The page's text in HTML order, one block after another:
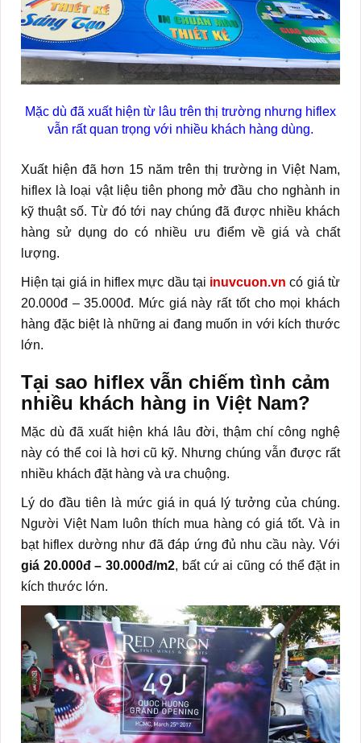
Mặc dù đã xuất hiện từ lâu trên thị trường nhưng hiflex
vẫn rất quan trọng với nhiều khách hàng dùng.
Xuất hiện đã hơn 15 năm trên thị trường in Việt Nam,
hiflex là loại vật liệu tiên phong mở đầu cho nghành in
kỹ thuật số. Từ đó tới nay chúng đã được nhiều khách
hàng sử dụng do có nhiều ưu điểm về giá và chất
lượng.
Hiện tại giá in hiflex mực dầu tại inuvcuon.vn có giá từ
20.000đ – 35.000đ. Mức giá này rất tốt cho mọi khách
hàng đặc biệt là những ai đang muốn in với kích thước
lớn.
Tại sao hiflex vẫn chiếm tình cảm
nhiều khách hàng in Việt Nam?
Mặc dù đã xuất hiện khá lâu đời, thậm chí công nghệ
này có thể coi là hơi cũ kỹ. Nhưng chúng vẫn được rất
nhiều khách đặt hàng và ưa chuộng.
Lý do đầu tiên là mức giá in quá lý tưởng của chúng.
Người Việt Nam luôn thích mua hàng có giá tốt. Và in
bạt hiflex dường như đã đáp ứng đủ nhu cầu này. Với
giá 20.000đ – 30.000đ/m2, bất cứ ai cũng có thể đặt in
kích thước lớn.